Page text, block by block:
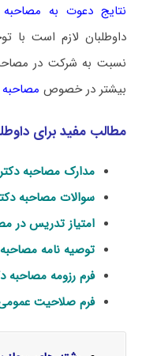
نتایج دعوت به
داوطلبان لازم است با
نسبت به شرکت در
بیشتر در خصوص
مطالب مفید برای
مدارک مصاحبه
سوالات مصاحبه
امتیاز تدریس در
توصیه نامه
فرم رزومه مصاحبه
فرم صلاحیت